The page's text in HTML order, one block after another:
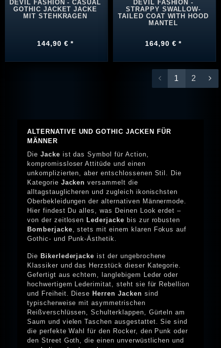
DEVIL FASHION - CASUAL
GOTHIC JACKET JACKE
MIT STEHKRAGEN
144,90 € *
DEVIL FASHION -
STRAPPY SWALLOW-
TAILED COAT WITH HOOD
MANTEL
164,90 € *
1 2
ALTERNATIVE UND GOTHIC JACKEN FÜR
MÄNNER
Die Jacke ist das Symbol für Action,
kompromissloser Attitüde und einen
unkomplizierten, aber entschlossenen Stil. Die
Kategorie Jacken versammelt die
alltagstauglicheren und zugleich ikonischsten
Oberbekleidungen der alternativen Männermode.
Hier findest Du alles, was Deinen Look erdet –
von der zeitlosen Lederjacke bis zur robusten
Bomberjacke , stets mit einem klaren Fokus auf
Gothic- und Punk-Ästhetik.
Die Bikerlederjacke ist der ungebrochene
Klassiker und das Herzstück dieser Kategorie.
Gefertigt aus echtem, langlebigem Leder oder
hochwertigem Lederimitat, steht sie für Rebellion
und Freiheit. Diese Herren Jacken sind
typischerweise mit asymmetrischen
Reißverschlüssen, Schulterklappen, Gürteln am
Saum und vielen Taschen ausgestattet. Sie sind
die perfekte Wahl für den Rocker, den Punk oder
den Street Goth, die einen unverwüstlichen und